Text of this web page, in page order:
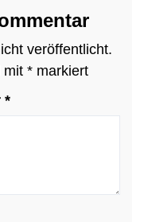
veröffentlicht.
mit *markiert
*